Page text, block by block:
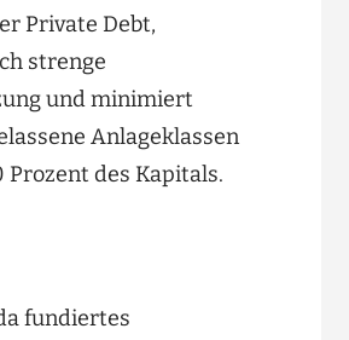
Private Debt,
strenge
und minimiert
Anlageklassen
des Kapitals.
fundiertes